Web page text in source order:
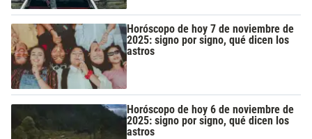
Horóscopo de hoy 7 de noviembre de
2025: signo por signo, qué dicen los
astros
Horóscopo de hoy 6 de noviembre de
2025: signo por signo, qué dicen los
astros